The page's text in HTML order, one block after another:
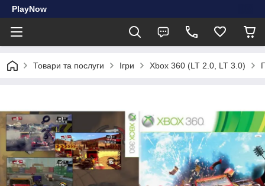
PlayNow
Товари та послуги Ігри Xbox 360 (LT 2.0, LT 3.0)